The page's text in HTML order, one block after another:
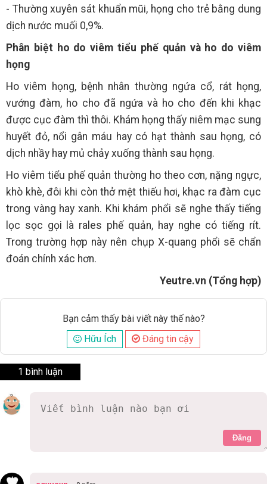
- Thường xuyên sát khuẩn mũi, họng cho trẻ bằng dung
dịch nước muối 0,9%.
Phân biệt ho do viêm tiểu phế quản và ho do viêm
họng
Ho viêm họng, bệnh nhân thường ngứa cổ, rát họng,
vướng đàm, ho cho đã ngứa và ho cho đến khi khạc
được cục đàm thì thôi. Khám họng thấy niêm mạc sung
huyết đỏ, nổi gân máu hay có hạt thành sau họng, có
dịch nhầy hay mủ chảy xuống thành sau họng.
Ho viêm tiểu phế quản thường ho theo cơn, nặng ngực,
khò khè, đôi khi còn thở mệt thiếu hơi, khạc ra đàm cục
trong vàng hay xanh. Khi khám phổi sẽ nghe thấy tiếng
lọc sọc gọi là rales phế quản, hay nghe có tiếng rít.
Trong trường hợp này nên chụp X-quang phổi sẽ chẩn
đoán chính xác hơn.
Yeutre.vn (Tổng hợp)
Bạn cảm thấy bài viết này thế nào?
Hữu Ích
Đáng tin cậy
1 bình luận
Đăng